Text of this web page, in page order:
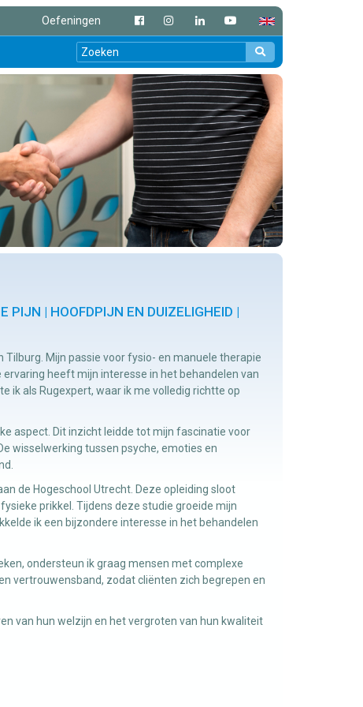
Oefeningen
PIJN | HOOFDPIJN EN DUIZELIGHEID |
Tilburg. Mijn passie voor fysio- en manuele therapie
heeft mijn interesse in het behandelen van
ik als Rugexpert, waar ik me volledig richtte op
aspect. Dit inzicht leidde tot mijn fascinatie voor
wisselwerking tussen psyche, emoties en
de Hogeschool Utrecht. Deze opleiding sloot
prikkel. Tijdens deze studie groeide mijn
ik een bijzondere interesse in het behandelen
ondersteun ik graag mensen met complexe
vertrouwensband, zodat cliënten zich begrepen en
van hun welzijn en het vergroten van hun kwaliteit